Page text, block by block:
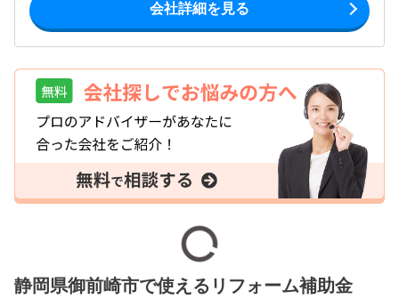
会社詳細を見る
静岡県御前崎市で使えるリフォーム補助金